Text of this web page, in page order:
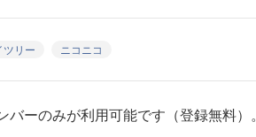
ツリー ニコニコ
ーのみが利用可能です（登録無料）。